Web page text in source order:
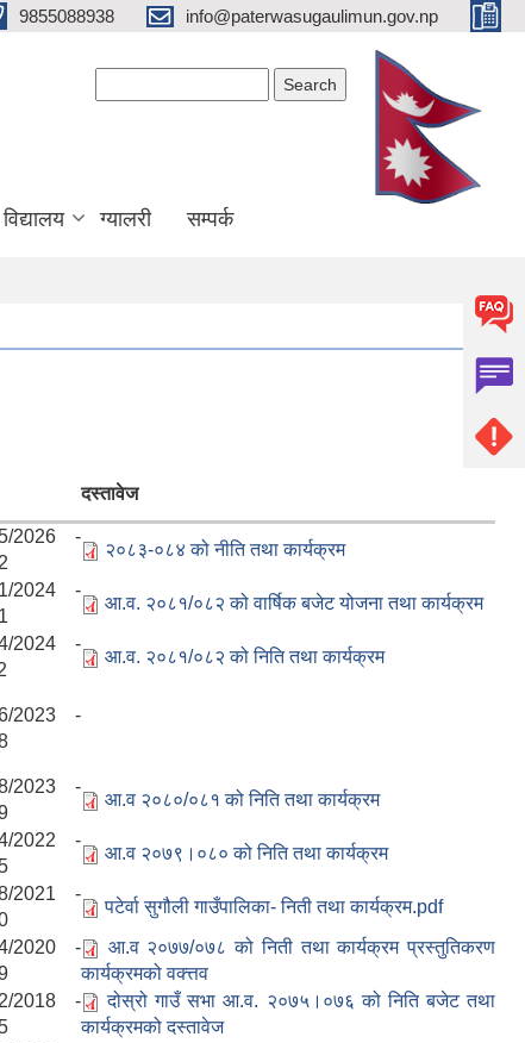
9855088938 info@paterwasugaulimun.gov.np
विद्यालय ग्यालरी सम्पर्क
दस्तावेज
2026 -
२०८३-०८४ को नीति तथा कार्यक्रम
2024 -
आ.व. २०८१/०८२ को वार्षिक बजेट योजना तथा कार्यक्रम
2024 -
आ.व. २०८१/०८२ को निति तथा कार्यक्रम
2023 -
2023 -
आ.व २०८०/०८१ को निति तथा कार्यक्रम
2022 -
आ.व २०७९।०८० को निति तथा कार्यक्रम
2021 -
पटेर्वा सुगौली गाउँपालिका- निती तथा कार्यक्रम.pdf
2020 -
आ.व २०७७/०७८ को निती तथा कार्यक्रम प्रस्तुतिकरण
कार्यक्रमको वक्त्तव
2018 -
दोस्रो गाउँ सभा आ.व. २०७५।०७६ को निति बजेट तथा
कार्यक्रमको दस्तावेज